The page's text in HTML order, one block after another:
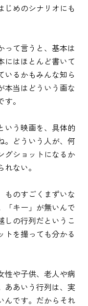
じめのシナリオにも
って言うと、基本は
にはほとんど書いて
いるかもみんな知ら
本当はどういう画な
。
いう映画を、具体的
。どういう人が、何
グショットになるか
ない。
ものすごくまずいな
「キー」が無いんで
しの行列だというこ
トを撮っても分かる
性や子供、老人や病
ああいう行列は、実
んです。だからそれ